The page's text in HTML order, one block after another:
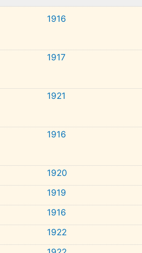
1916
1917
1921
1916
1920
1919
1916
1922